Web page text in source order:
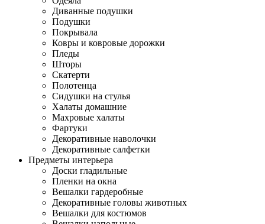
Диванные подушки
Подушки
Покрывала
Ковры и ковровые дорожки
Пледы
Шторы
Скатерти
Полотенца
Сидушки на стулья
Халаты домашние
Махровые халаты
Фартуки
Декоративные наволочки
Декоративные салфетки
Предметы интерьера
Доски гладильные
Пленки на окна
Вешалки гардеробные
Декоративные головы животных
Вешалки для костюмов